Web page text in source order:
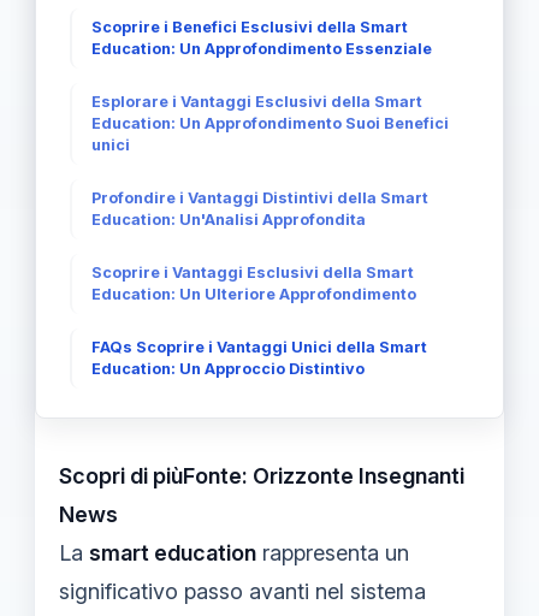
Scoprire i Benefici Esclusivi della Smart
Education: Un Approfondimento Essenziale
Esplorare i Vantaggi Esclusivi della Smart
Education: Un Approfondimento Suoi Benefici
unici
Profondire i Vantaggi Distintivi della Smart
Education: Un'Analisi Approfondita
Scoprire i Vantaggi Esclusivi della Smart
Education: Un Ulteriore Approfondimento
FAQs Scoprire i Vantaggi Unici della Smart
Education: Un Approccio Distintivo
Scopri di piùFonte: Orizzonte Insegnanti
News
La smart education rappresenta un
significativo passo avanti nel sistema